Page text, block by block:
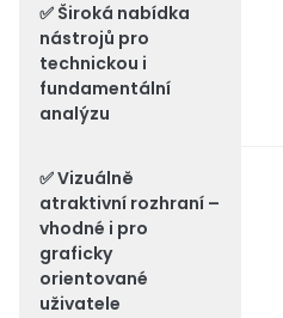
✅ Široká nabídka
nástrojů pro
technickou i
fundamentální
analýzu
✅Vizuálně
atraktivní rozhraní –
vhodné i pro
graficky
orientované
uživatele